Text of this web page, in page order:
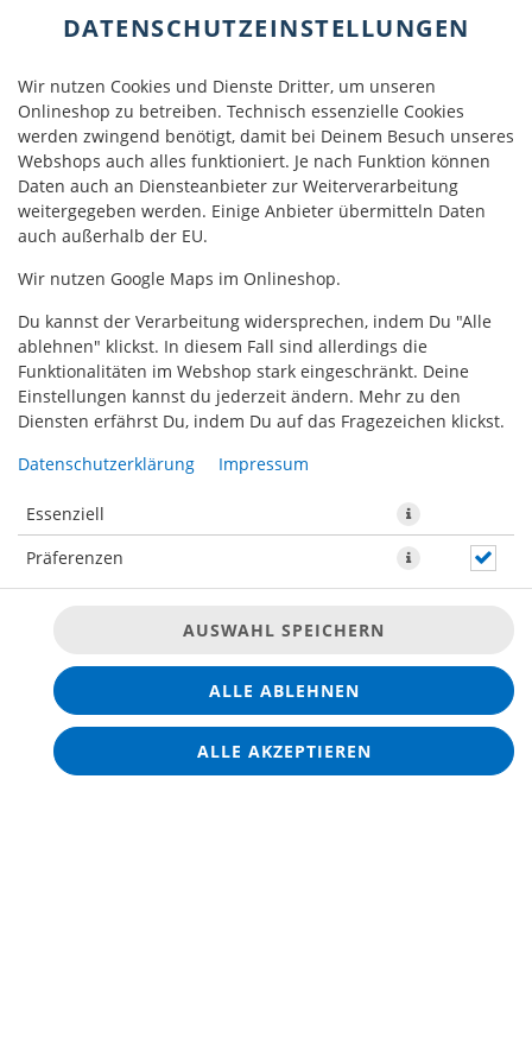
DATENSCHUTZEINSTELLUNGEN
Wir nutzen Cookies und Dienste Dritter, um unseren
Onlineshop zu betreiben. Technisch essenzielle Cookies
werden zwingend benötigt, damit bei Deinem Besuch unseres
Webshops auch alles funktioniert. Je nach Funktion können
Daten auch an Diensteanbieter zur Weiterverarbeitung
weitergegeben werden. Einige Anbieter übermitteln Daten
auch außerhalb der EU.
Wir nutzen Google Maps im Onlineshop.
Du kannst der Verarbeitung widersprechen, indem Du "Alle
ablehnen" klickst. In diesem Fall sind allerdings die
Funktionalitäten im Webshop stark eingeschränkt. Deine
Einstellungen kannst du jederzeit ändern. Mehr zu den
Diensten erfährst Du, indem Du auf das Fragezeichen klickst.
Datenschutzerklärung
Impressum
Essenziell
Präferenzen
AUSWAHL SPEICHERN
ALLE ABLEHNEN
ALLE AKZEPTIEREN
* Die Preise können nach Auswahl des Stores variieren.